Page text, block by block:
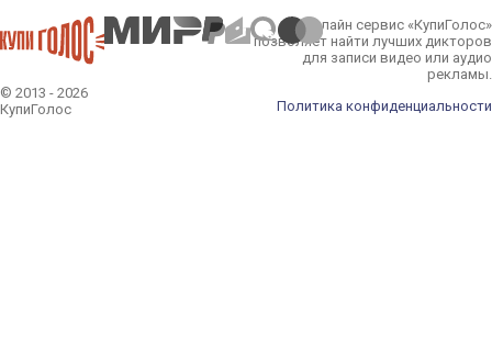
© 2013 - 2026
КупиГолос
Онлайн сервис «КупиГолос»
позволяет найти лучших дикторов
для записи видео или аудио
рекламы.
Политика конфиденциальности